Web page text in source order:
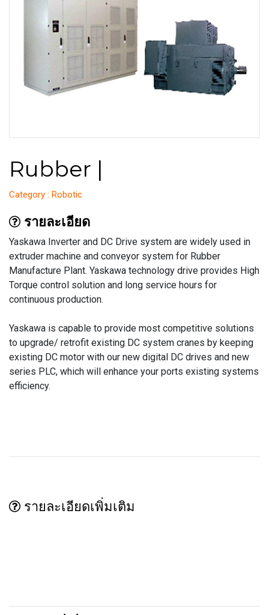
Rubber |
Category : Robotic
รายละเอียด
Yaskawa Inverter and DC Drive system are widely used in
extruder machine and conveyor system for Rubber
Manufacture Plant. Yaskawa technology drive provides High
Torque control solution and long service hours for
continuous production.
Yaskawa is capable to provide most competitive solutions
to upgrade/ retrofit existing DC system cranes by keeping
existing DC motor with our new digital DC drives and new
series PLC, which will enhance your ports existing systems
efficiency.
รายละเอียดเพิ่มเติม